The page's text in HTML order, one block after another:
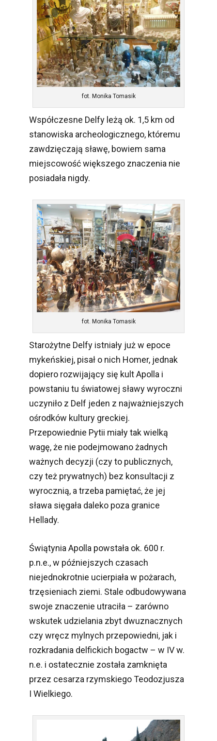
fot. Monika Tomasik
Współczesne Delfy leżą ok. 1,5 km od
stanowiska archeologicznego, któremu
zawdzięczają sławę, bowiem sama
miejscowość większego znaczenia nie
posiadała nigdy.
fot. Monika Tomasik
Starożytne Delfy istniały już w epoce
mykeńskiej, pisał o nich Homer, jednak
dopiero rozwijający się kult Apolla i
powstaniu tu światowej sławy wyroczni
uczyniło z Delf jeden z najważniejszych
ośrodków kultury greckiej.
Przepowiednie Pytii miały tak wielką
wagę, że nie podejmowano żadnych
ważnych decyzji (czy to publicznych,
czy też prywatnych) bez konsultacji z
wyrocznią, a trzeba pamiętać, że jej
sława sięgała daleko poza granice
Hellady.
Świątynia Apolla powstała ok. 600 r.
p.n.e., w późniejszych czasach
niejednokrotnie ucierpiała w pożarach,
trzęsieniach ziemi. Stale odbudowywana
swoje znaczenie utraciła – zarówno
wskutek udzielania zbyt dwuznacznych
czy wręcz mylnych przepowiedni, jak i
rozkradania delfickich bogactw – w IV w.
n.e. i ostatecznie została zamknięta
przez cesarza rzymskiego Teodozjusza
I Wielkiego.